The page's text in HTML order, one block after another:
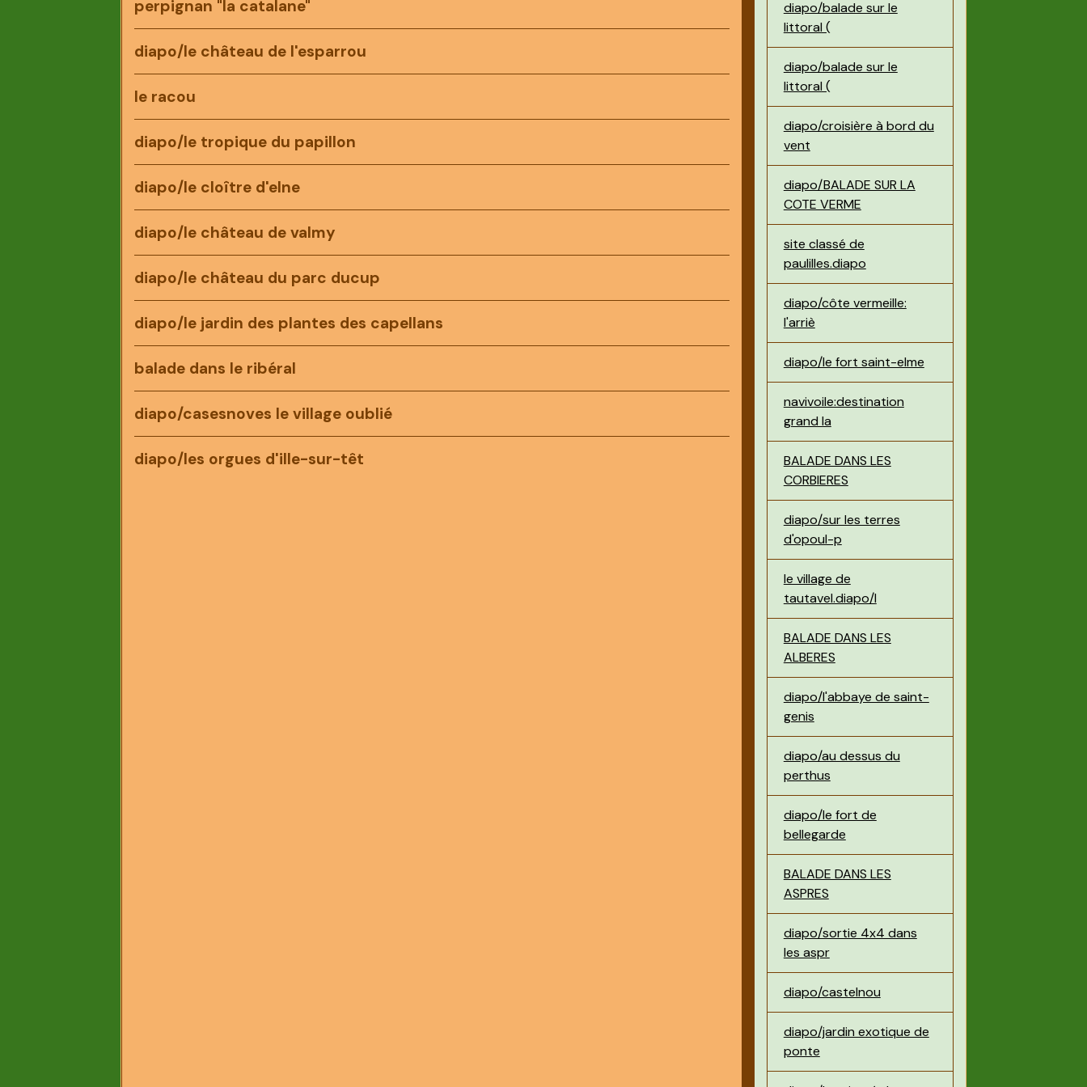
perpignan "la catalane"
diapo/le château de l'esparrou
le racou
diapo/le tropique du papillon
diapo/le cloître d'elne
diapo/le château de valmy
diapo/le château du parc ducup
diapo/le jardin des plantes des capellans
balade dans le ribéral
diapo/casesnoves le village oublié
diapo/les orgues d'ille-sur-têt
diapo/balade sur le
littoral (
diapo/balade sur le
littoral (
diapo/croisière à bord du
vent
diapo/BALADE SUR LA
COTE VERME
site classé de
paulilles.diapo
diapo/côte vermeille:
l'arriè
diapo/le fort saint-elme
navivoile:destination
grand la
BALADE DANS LES
CORBIERES
diapo/sur les terres
d'opoul-p
le village de
tautavel.diapo/l
BALADE DANS LES
ALBERES
diapo/l'abbaye de saint-
genis
diapo/au dessus du
perthus
diapo/le fort de
bellegarde
BALADE DANS LES
ASPRES
diapo/sortie 4x4 dans
les aspr
diapo/castelnou
diapo/jardin exotique de
ponte